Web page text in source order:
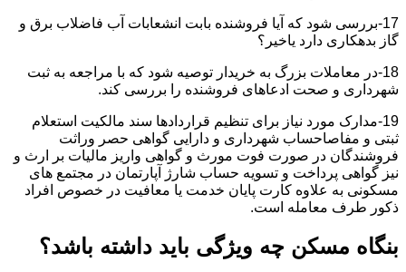
17-بررسی شود که آیا فروشنده بابت انشعابات آب فاضلاب برق و
گاز بدهکاری دارد یاخیر؟
18-در معاملات بزرگ به خریدار توصیه شود که با مراجعه به ثبت
شهرداری و صحت ادعاهای فروشنده را بررسی کند.
19-مدارک مورد نیاز برای تنظیم قراردادها سند مالکیت استعلام
ثبتی و مفاصاحساب شهرداری و دارایی گواهی حصر وراثت
فروشندگان در صورت فوت مورث و گواهی واریز مالیات بر ارث و
نیز گواهی پرداخت و تسویه حساب شارژ آپارتمان در مجتمع های
مسکونی به علاوه کارت پایان خدمت یا معافیت در خصوص افراد
ذکور طرف معامله است.
بنگاه مسکن چه ویژگی باید داشته باشد؟